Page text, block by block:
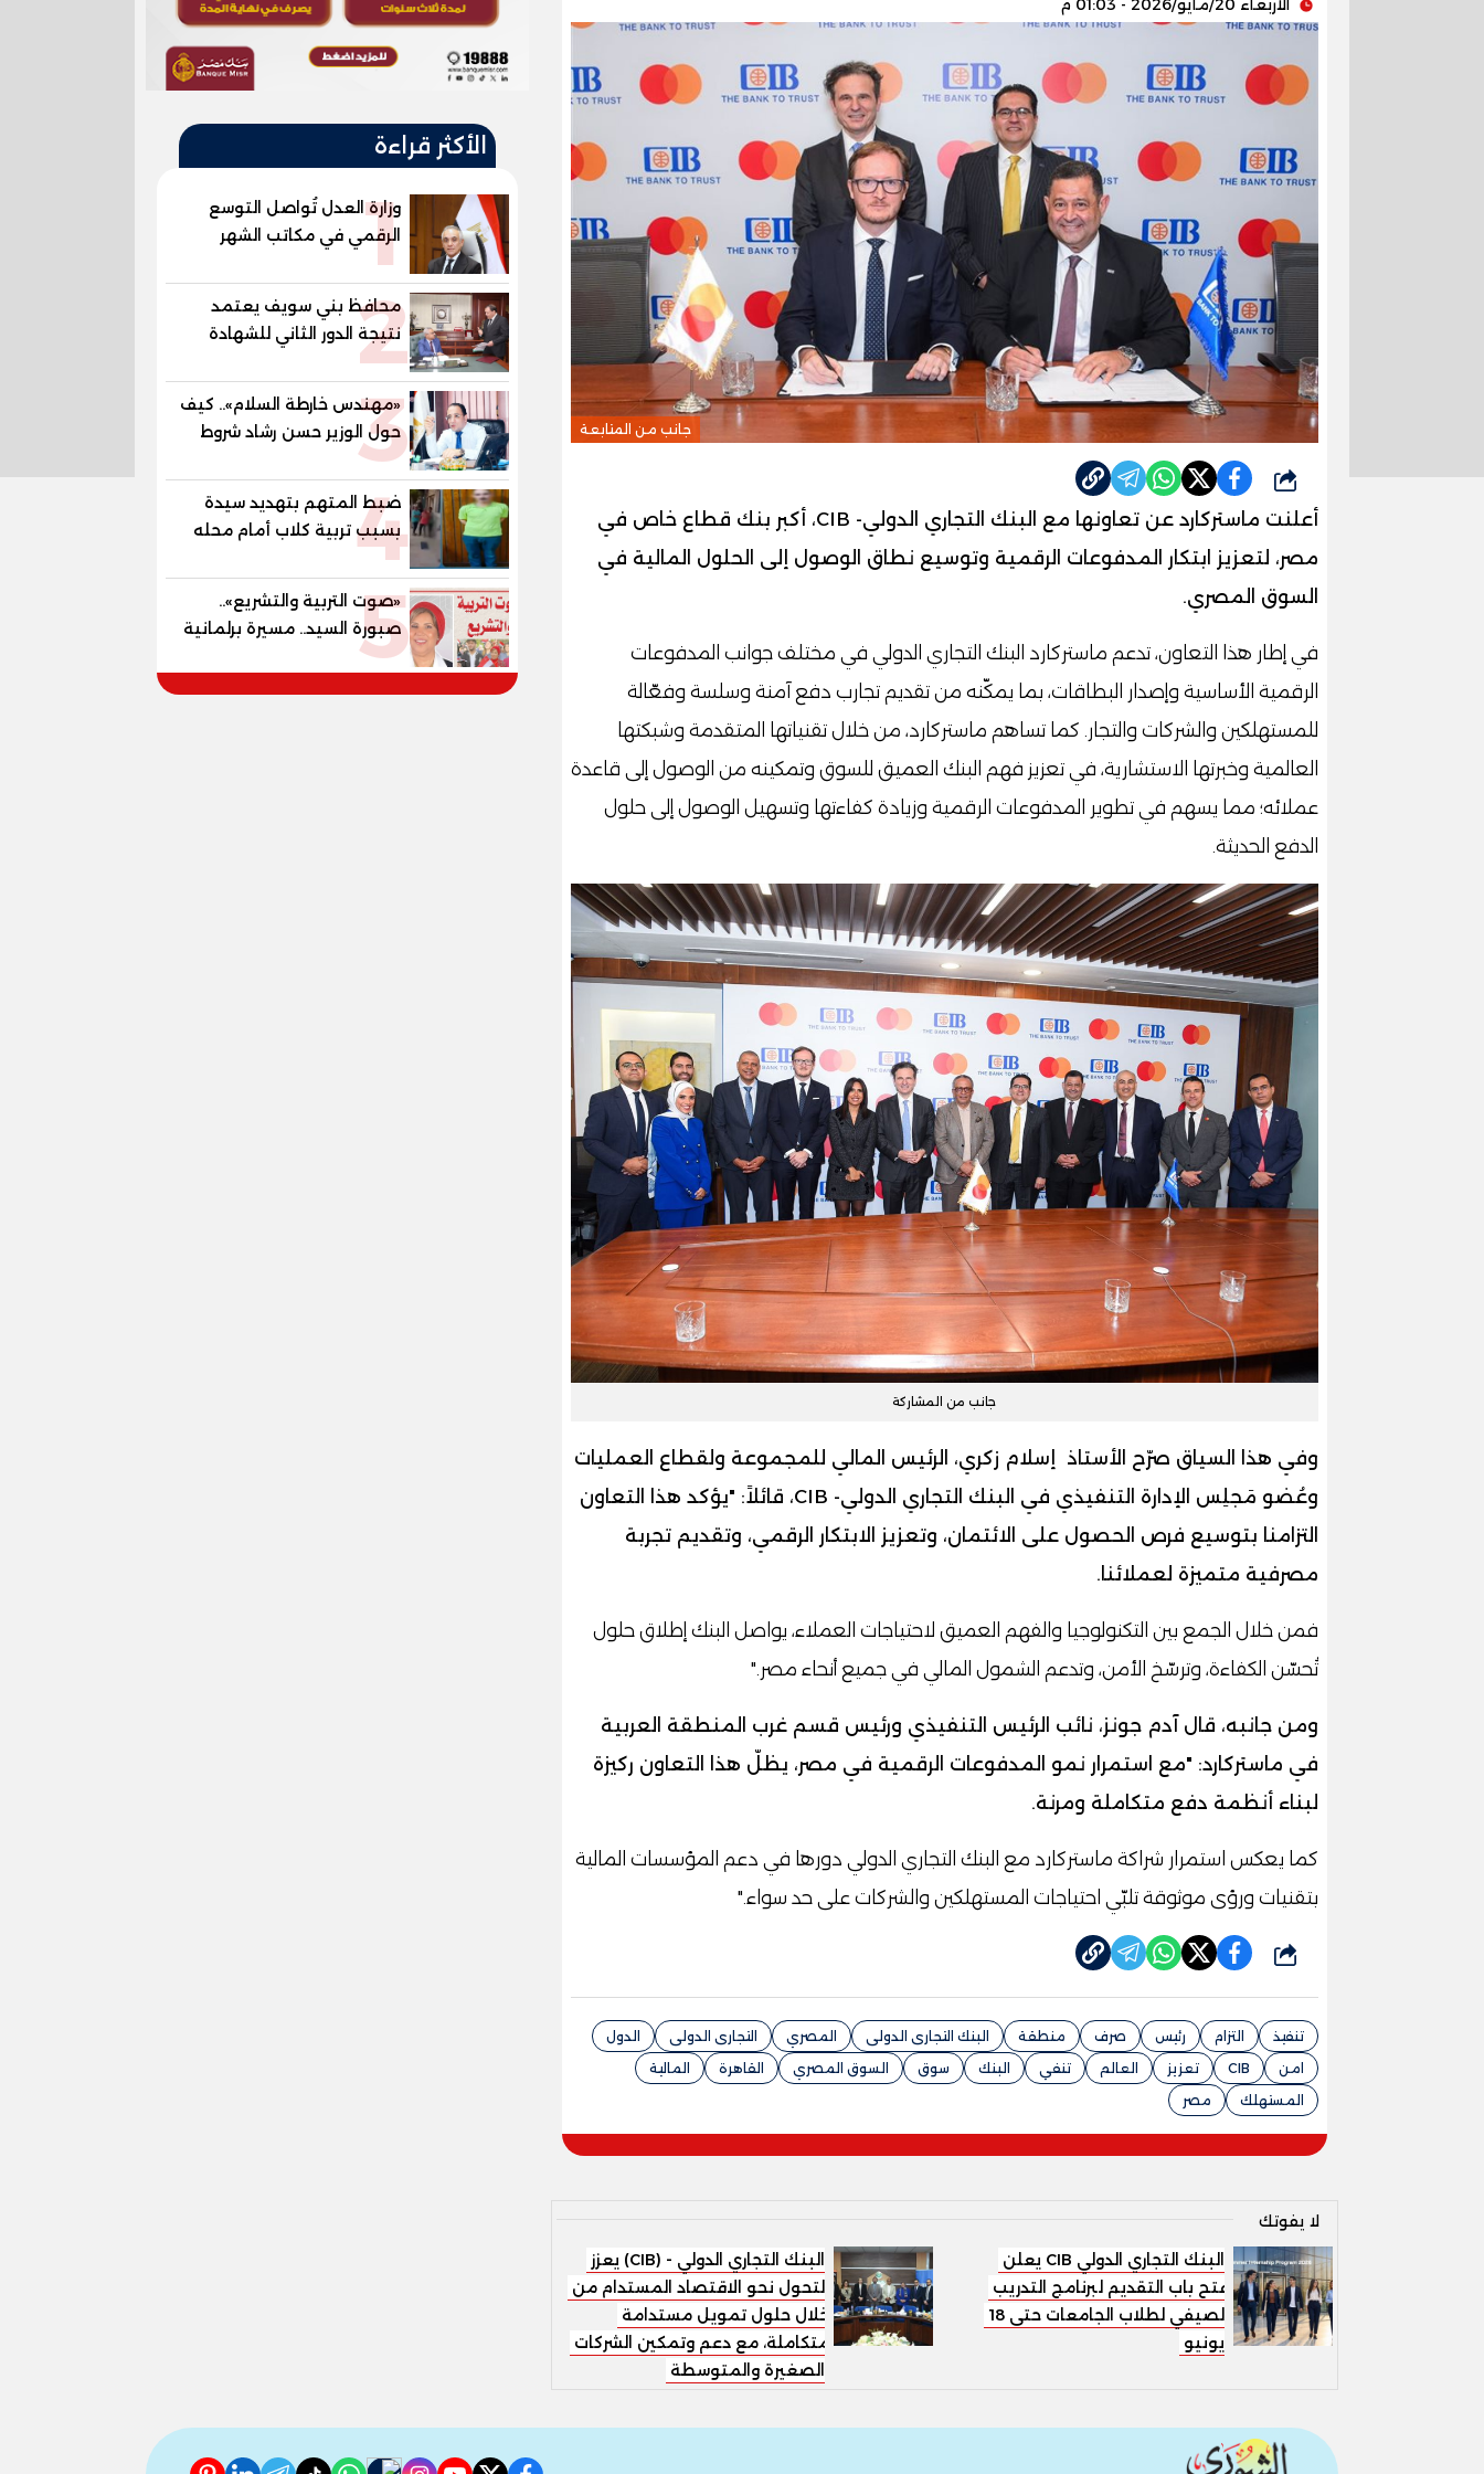
الأربعاء 20/مايو/2026 - 01:03 م
جانب من المتابعة
شارك
أعلنت ماستركارد عن تعاونها مع البنك التجاري الدولي- CIB، أكبر بنك قطاع خاص في
مصر، لتعزيز ابتكار المدفوعات الرقمية وتوسيع نطاق الوصول إلى الحلول المالية في
السوق المصري.
في إطار هذا التعاون، تدعم ماستركارد البنك التجاري الدولي في مختلف جوانب المدفوعات
الرقمية الأساسية وإصدار البطاقات، بما يمكّنه من تقديم تجارب دفع آمنة وسلسة وفعّالة
للمستهلكين والشركات والتجار. كما تساهم ماستركارد، من خلال تقنياتها المتقدمة وشبكتها
العالمية وخبرتها الاستشارية، في تعزيز فهم البنك العميق للسوق وتمكينه من الوصول إلى قاعدة
عملائه؛ مما يسهم في تطوير المدفوعات الرقمية وزيادة كفاءتها وتسهيل الوصول إلى حلول
الدفع الحديثة.
جانب من المشاركة
وفي هذا السياق صرّح الأستاذ إسلام زكري، الرئيس المالي للمجموعة ولقطاع العمليات
وعُضو مَجلِس الإدارة التنفيذي في البنك التجاري الدولي- CIB، قائلاً: "يؤكد هذا التعاون
التزامنا بتوسيع فرص الحصول على الائتمان، وتعزيز الابتكار الرقمي، وتقديم تجربة
مصرفية متميزة لعملائنا.
فمن خلال الجمع بين التكنولوجيا والفهم العميق لاحتياجات العملاء، يواصل البنك إطلاق حلول
تُحسّن الكفاءة، وترسّخ الأمن، وتدعم الشمول المالي في جميع أنحاء مصر."
ومن جانبه، قال آدم جونز، نائب الرئيس التنفيذي ورئيس قسم غرب المنطقة العربية
في ماستركارد: "مع استمرار نمو المدفوعات الرقمية في مصر، يظلّ هذا التعاون ركيزة
لبناء أنظمة دفع متكاملة ومرنة.
كما يعكس استمرار شراكة ماستركارد مع البنك التجاري الدولي دورها في دعم المؤسسات المالية
بتقنيات ورؤى موثوقة تلبّي احتياجات المستهلكين والشركات على حد سواء."
شارك
تنفيذ التزام رئيس صرف منطقة البنك التجارى الدولى المصري التجارى الدولى
الدول
امن
CIB تعزيز العالم تنفي البنك سوق السوق المصري القاهرة
المالية
المستهلك
مصر
لا يفوتك
البنك التجاري الدولي CIB يعلن
فتح باب التقديم لبرنامج التدريب
الصيفي لطلاب الجامعات حتى 18
يونيو
البنك التجاري الدولي - (CIB) يعزز
التحول نحو الاقتصاد المستدام من
خلال حلول تمويل مستدامة
متكاملة، مع دعم وتمكين الشركات
الصغيرة والمتوسطة
الأكثر قراءة
1
وزارة العدل تُواصل التوسع
الرقمي في مكاتب الشهر
العقاري بافتتاح فرع صهرجت
محافظة الدقهلية
2
محافظ بني سويف يعتمد
نتيجة الدور الثاني للشهادة
الإعدادية العامة بنسبة
منازل.. و70.56% للمهنية ..
و100% للصُم وضعاف السمع3
«مهندس خارطة السلام».. كيف
حول الوزير حسن رشاد شروط
الحرب المعقدة إلى "خارطة
4
ضبط المتهم بتهديد سيدة
بسبب تربية كلاب أمام محله
5
«صوت التربية والتشريع»..
صبورة السيد.. مسيرة برلمانية
وتربوية تجمع بين تشريع